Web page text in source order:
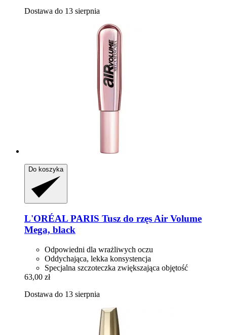
Dostawa do 13 sierpnia
Do koszyka
L'ORÉAL PARIS Tusz do rzęs Air Volume
Mega, black
Odpowiedni dla wrażliwych oczu
Oddychająca, lekka konsystencja
Specjalna szczoteczka zwiększająca objętość
63,00 zł
Dostawa do 13 sierpnia